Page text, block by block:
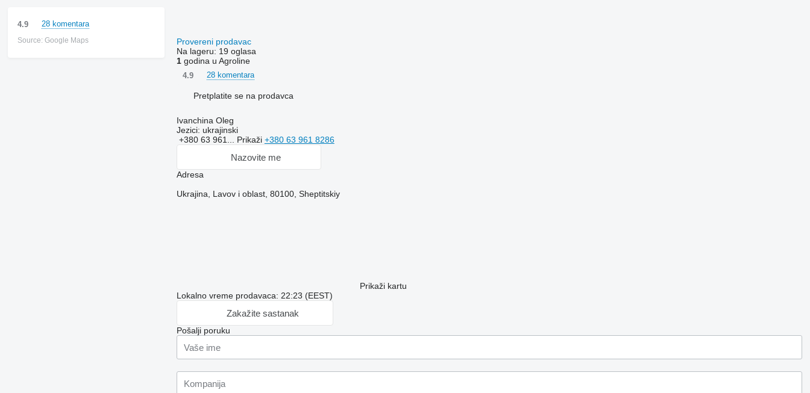
4.9 28 komentara
Source: Google Maps
Provereni prodavac
Na lageru: 19 oglasa
1godina u Agroline
4.9 28 komentara
Pretplatite se na prodavca
Ivanchina Oleg
Jezici: ukrajinski
+380 63 961... Prikaži +380 63 961 8286
Nazovite me
Adresa
Ukrajina, Lavov i oblast, 80100, Sheptitskiy
Prikaži kartu
Lokalno vreme prodavaca: 22:23 (EEST)
Zakažite sastanak
Pošalji poruku